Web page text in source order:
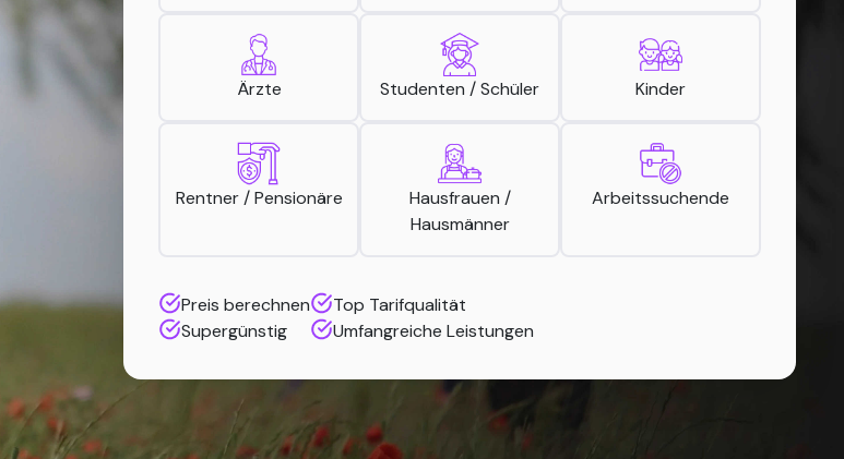
Ärzte Studenten / Schüler Kinder
Rentner / Pensionäre
Hausfrauen /
Hausmänner
Arbeitssuchende
Preis berechnen
Supergünstig
Top Tarifqualität
Umfangreiche Leistungen